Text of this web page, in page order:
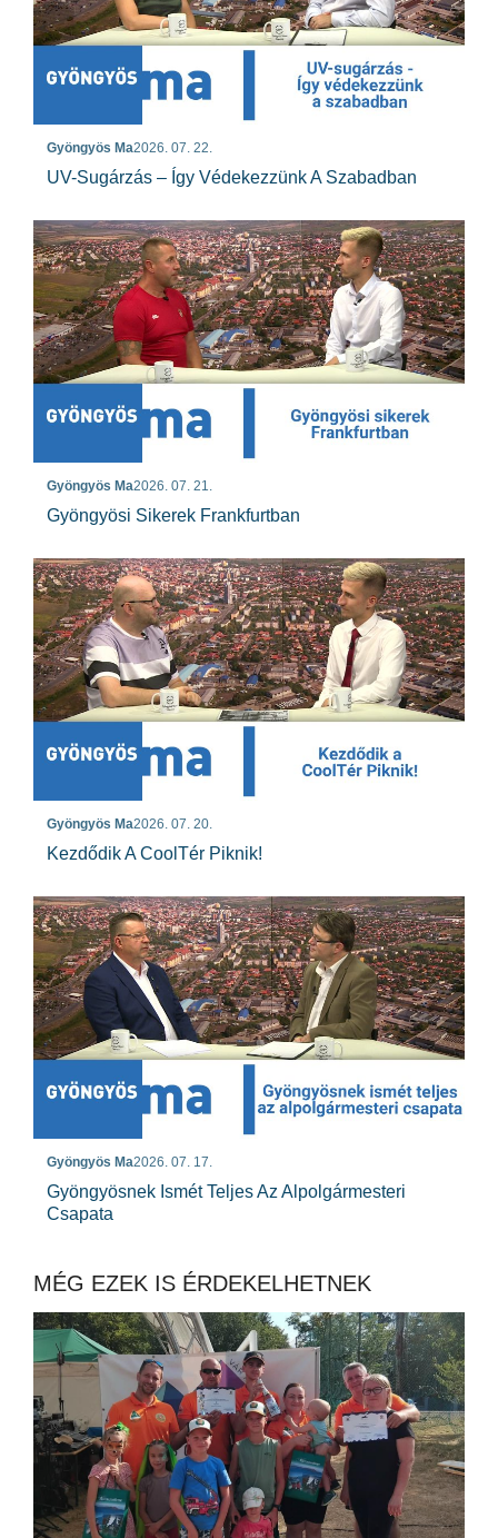
Gyöngyös Ma2026. 07. 22.
UV-Sugárzás – Így Védekezzünk A Szabadban
Gyöngyös Ma2026. 07. 21.
Gyöngyösi Sikerek Frankfurtban
Gyöngyös Ma2026. 07. 20.
Kezdődik A CoolTér Piknik!
Gyöngyös Ma2026. 07. 17.
Gyöngyösnek Ismét Teljes Az Alpolgármesteri
Csapata
MÉG EZEK IS ÉRDEKELHETNEK